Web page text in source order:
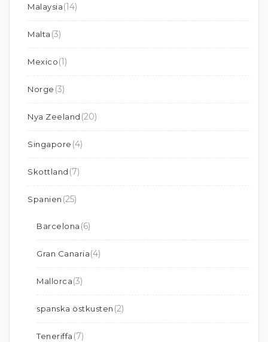
Malaysia(14)
Malta (3)
Mexico(1)
Norge (3)
Nya Zeeland (20)
Singapore (4)
Skottland (7)
Spanien (25)
Barcelona (6)
Gran Canaria(4)
Mallorca(3)
spanska östkusten (2)
Teneriffa (7)